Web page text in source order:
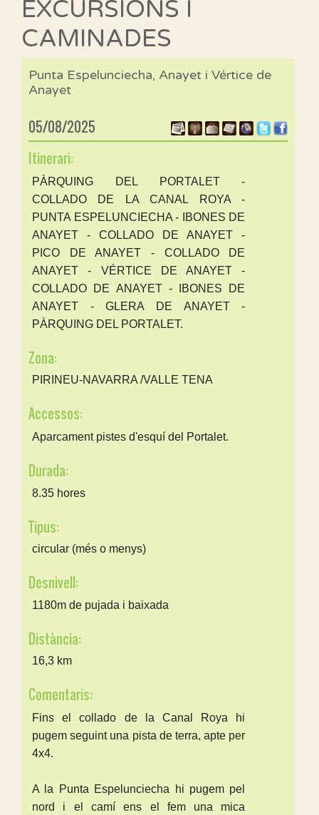
EXCURSIONS I
CAMINADES
Punta Espelunciecha, Anayet i Vértice de
Anayet
05/08/2025
Itinerari:
PÀRQUING DEL PORTALET -
COLLADO DE LA CANAL ROYA -
PUNTA ESPELUNCIECHA - IBONES DE
ANAYET - COLLADO DE ANAYET -
PICO DE ANAYET - COLLADO DE
ANAYET - VÉRTICE DE ANAYET -
COLLADO DE ANAYET - IBONES DE
ANAYET - GLERA DE ANAYET -
PÀRQUING DEL PORTALET.
Zona:
PIRINEU-NAVARRA /VALLE TENA
Accessos:
Aparcament pistes d'esquí del Portalet.
Durada:
8.35 hores
Tipus:
circular (més o menys)
Desnivell:
1180m de pujada i baixada
Distància:
16,3 km
Comentaris:
Fins el collado de la Canal Roya hi
pugem seguint una pista de terra, apte per
4x4.
A la Punta Espelunciecha hi pugem pel
nord i el camí ens el fem una mica